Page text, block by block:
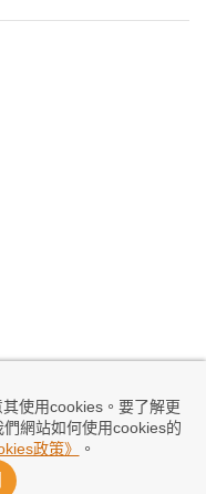
使用cookies。要了解更
網站如何使用cookies的
政策》 。